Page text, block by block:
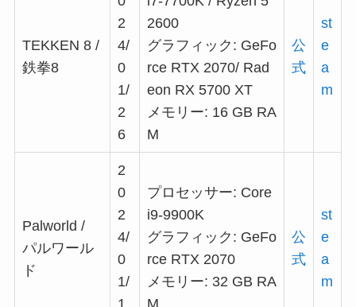
TEKKEN 8 /
鉄拳8
2
4/
0
1/
2
6
2600
グラフィック: GeFo
rce RTX 2070/ Rad
eon RX 5700 XT
メモリー: 16 GB RA
M
公
式
st
e
a
m
Palworld /
パルワール
ド
2
0
2
4/
0
1/
プロセッサー: Core
i9-9900K
グラフィック: GeFo
rce RTX 2070
メモリー: 32 GB RA
公
式
st
e
a
m